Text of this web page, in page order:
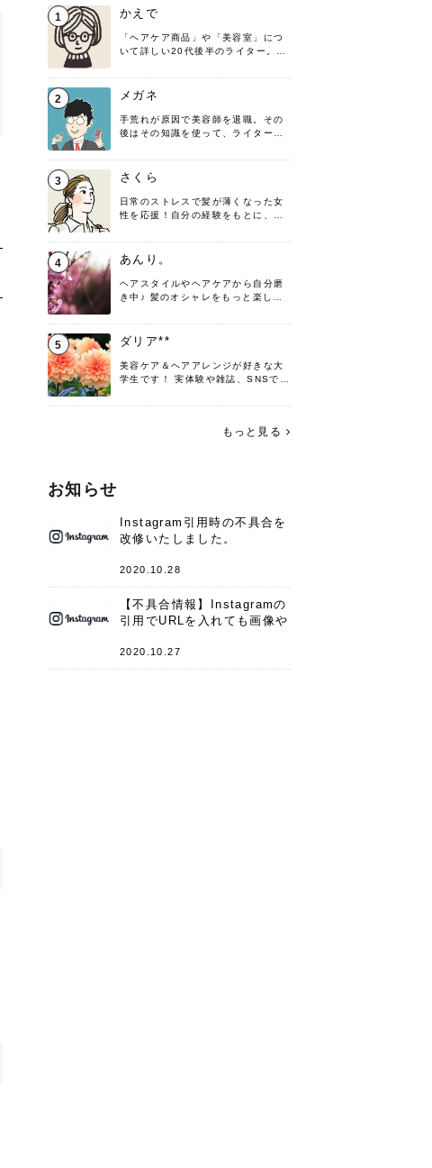
1 かえで
「ヘアケア商品」や「美容室」につ
いて詳しい20代後半のライター。楽
す！
2 メガネ
手荒れが原因で美容師を退職。その
後はその知識を使って、ライターと
髪の知識をわかりやすく紹介しま
す！
3 さくら
日常のストレスで髪が薄くなった女
性を応援！自分の経験をもとに、執
4 あんり。
ヘアスタイルやヘアケアから自分磨
き中♪ 髪のオシャレをもっと楽しめ
♡ 役立つ情報をお届けできるように
頑張ります！よろしくお願いしま
5 ダリア**
美容ケア＆ヘアアレンジが好きな大
学生です！ 実体験や雑誌、SNSで知
す。 これからよろしくお願いします
もっと見る
お知らせ
Instagram引用時の不具合を
改修いたしました。
2020.10.28
【不具合情報】Instagramの
引用でURLを入れても画像や
件
2020.10.27